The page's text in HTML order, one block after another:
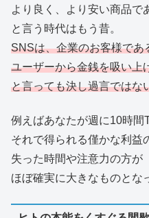
より良く、より安い商品で
と言う時代はもう昔。
SNSは、企業のお客様であ
ユーザーから金銭を吸い上
と言っても決し過言ではな
例えばあなたが週に10時間
それで得られる僅かな利益
失った時間や注意力の方が
ほぼ確実に大きなものとな